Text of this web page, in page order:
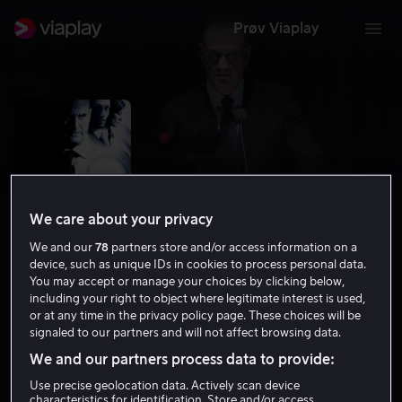
Prøv Viaplay
Kongekabale
Drama
We care about your privacy
We and our78 partners store and/or access information on a
device, such as unique IDs in cookies to process personal data.
You may accept or manage your choices by clicking below,
including your right to object where legitimate interest is used,
or at any time in the privacy policy page. These choices will be
signaled to our partners and will not affect browsing data.
We and our partners process data to provide:
Use precise geolocation data. Actively scan device
characteristics for identification. Store and/or access